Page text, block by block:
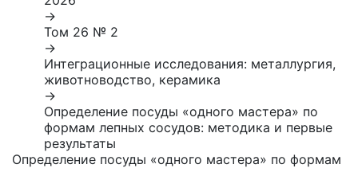
→
Том 26 № 2
→
Интеграционные исследования: металлургия,
животноводство, керамика
→
Определение посуды «одного мастера» по
формам лепных сосудов: методика и первые
результаты
Определение посуды «одного мастера» по формам